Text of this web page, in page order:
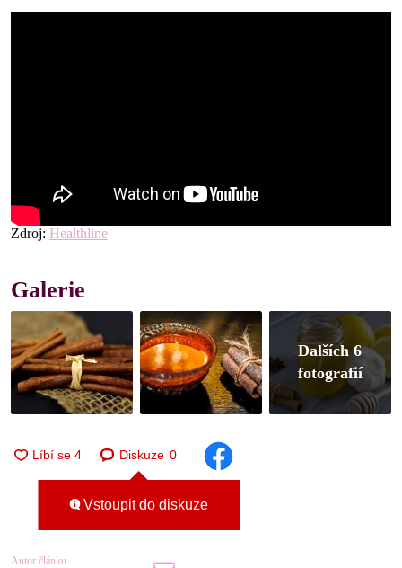
Zdroj: Healthline
Galerie
Dalších 6
fotografií
Diskuze 0
Vstoupit do diskuze
Autor článku